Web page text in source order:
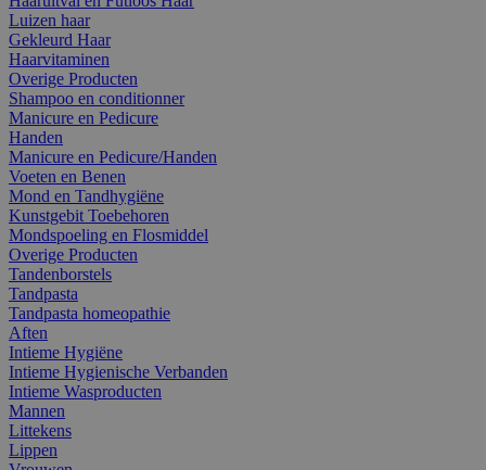
Luizen haar
Gekleurd Haar
Haarvitaminen
Overige Producten
Shampoo en conditionner
Manicure en Pedicure
Handen
Manicure en Pedicure/Handen
Voeten en Benen
Mond en Tandhygiëne
Kunstgebit Toebehoren
Mondspoeling en Flosmiddel
Overige Producten
Tandenborstels
Tandpasta
Tandpasta homeopathie
Aften
Intieme Hygiëne
Intieme Hygienische Verbanden
Intieme Wasproducten
Mannen
Littekens
Lippen